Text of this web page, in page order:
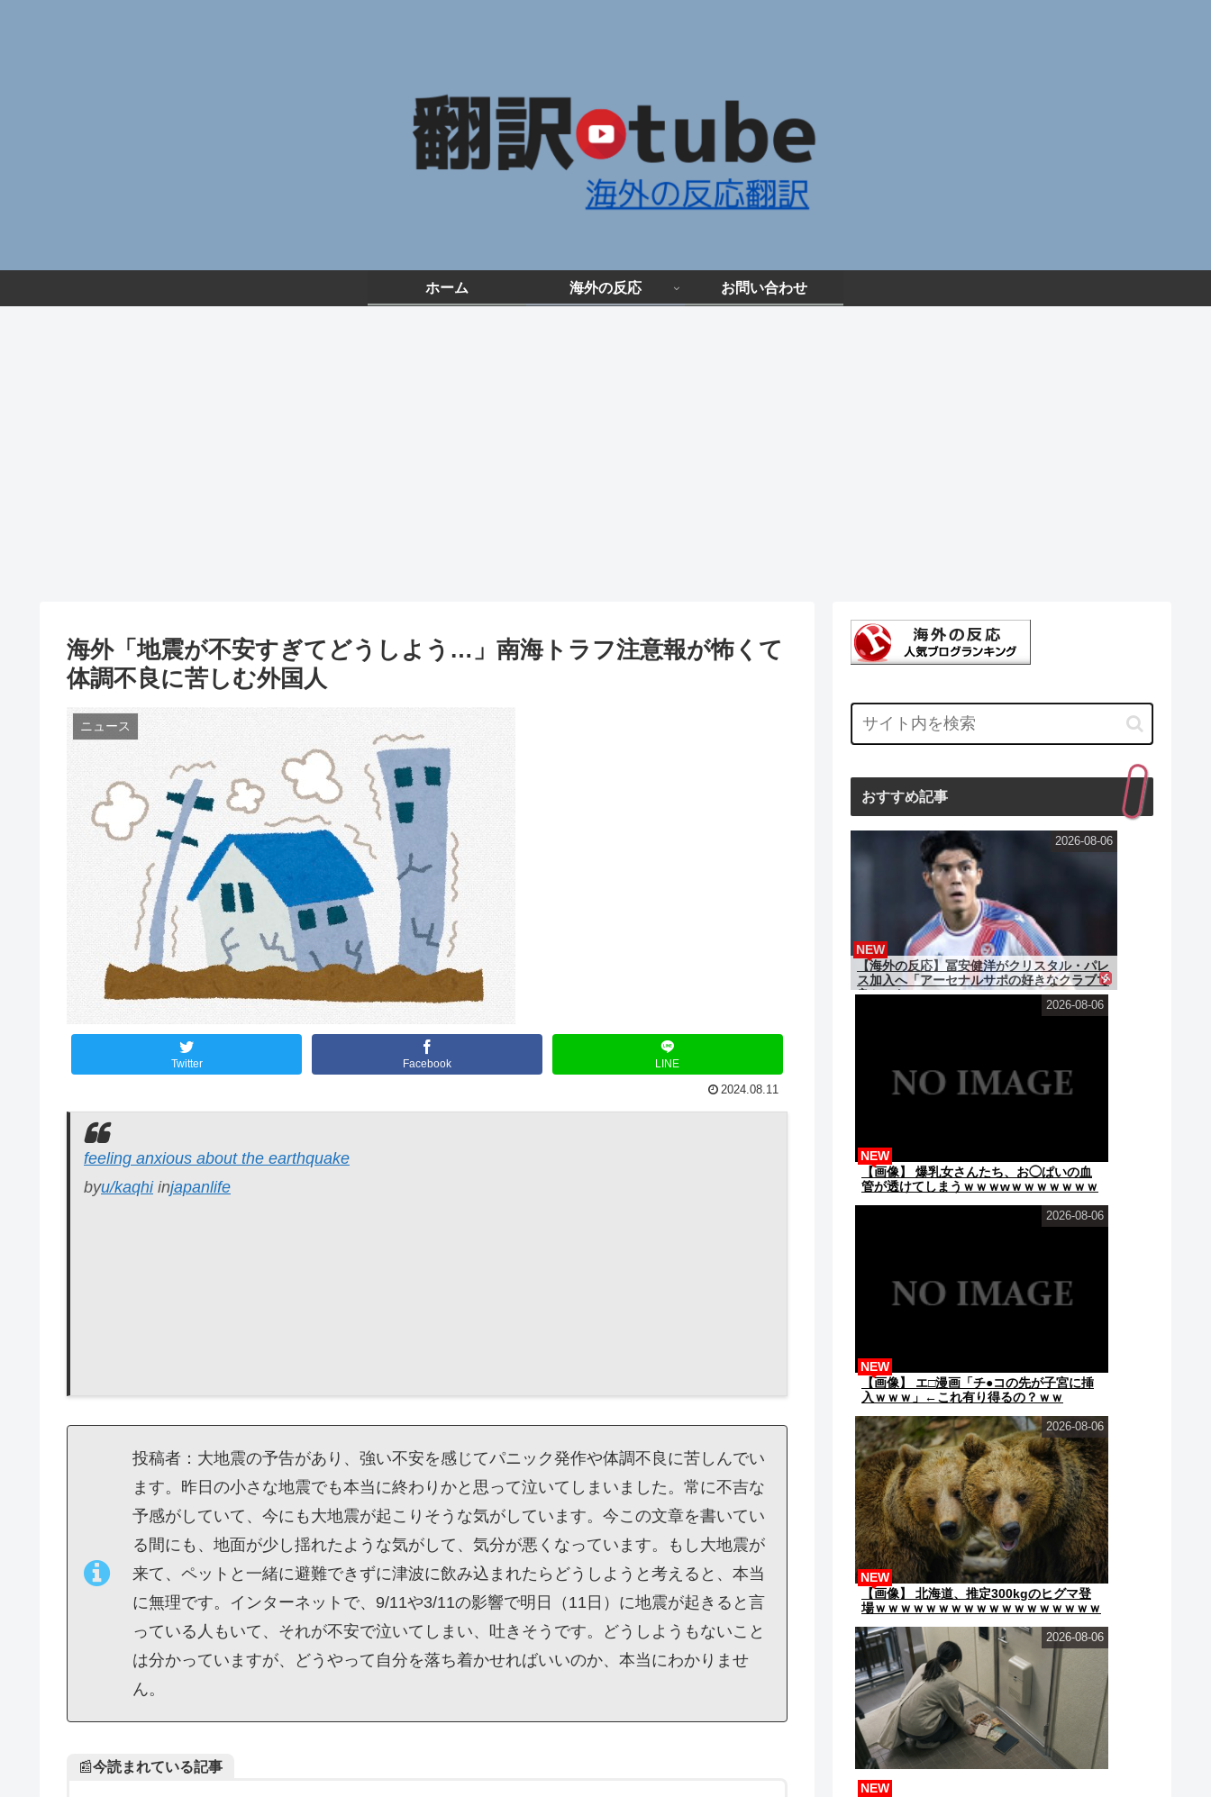
ホーム 海外の反応 お問い合わせ
海外「地震が不安すぎてどうしよう…」南海トラフ注意報が怖くて
体調不良に苦しむ外国人
ニュース
Twitter Facebook LINE
2024.08.11
feeling anxious about the earthquake
byu/kaqhiinjapanlife
投稿者：大地震の予告があり、強い不安を感じてパニック発作や体調不良に苦しんでい
ます。昨日の小さな地震でも本当に終わりかと思って泣いてしまいました。常に不吉な
予感がしていて、今にも大地震が起こりそうな気がしています。今この文章を書いてい
る間にも、地面が少し揺れたような気がして、気分が悪くなっています。もし大地震が
来て、ペットと一緒に避難できずに津波に飲み込まれたらどうしようと考えると、本当
に無理です。インターネットで、9/11や3/11の影響で明日（11日）に地震が起きると言
っている人もいて、それが不安で泣いてしまい、吐きそうです。どうしようもないこと
は分かっていますが、どうやって自分を落ち着かせればいいのか、本当にわかりませ
ん。
📰今読まれている記事
おすすめ記事
【海外の反応】冨安健洋がクリスタル・パレ
ス加入へ「アーセナルサポの好きなクラブで
良かった」
NEW
2026-08-06
【画像】 爆乳女さんたち、お◯ぱいの血
管が透けてしまうｗｗｗwｗｗｗｗｗｗｗ
NEW
2026-08-06
【画像】 エ□漫画「チ●コの先が子宮に挿
入ｗｗｗ」←これ有り得るの？ｗｗ
NEW
2026-08-06
【画像】 北海道、推定300kgのヒグマ登
場ｗｗｗｗｗｗｗｗｗｗｗｗｗｗｗｗｗｗ
NEW
2026-08-06
NEW
2026-08-06